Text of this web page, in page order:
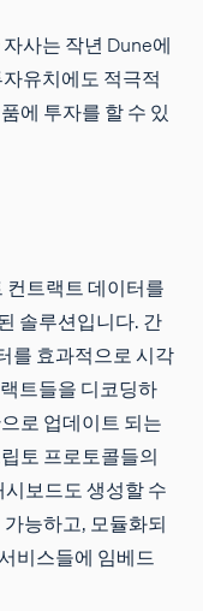
사는 작년 Dune에
유치에도 적극적
에 투자를 할 수 있
트랙트 데이터를
솔루션입니다. 간
를 효과적으로 시각
트들을 디코딩하
로 업데이트 되는
토 프로토콜들의
보드도 생성할 수
능하고, 모듈화되
비스들에 임베드